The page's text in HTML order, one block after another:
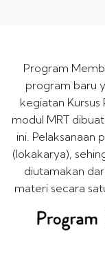
Program
program baru
kegiatan Kursus
modul MRT
ini. Pelaksanaan
(lokakarya),
diutamakan
materi secara